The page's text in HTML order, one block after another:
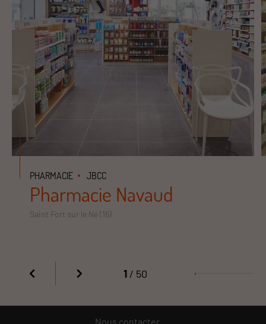
PHARMACIE JBCC
Pharmacie Navaud
Saint Fort sur le Né (16)
1 / 50
Nous contacter